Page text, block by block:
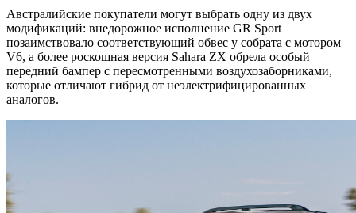
Австралийские покупатели могут выбрать одну из двух
модификаций: внедорожное исполнение GR Sport
позаимствовало соответствующий обвес у собрата с мотором
V6, а более роскошная версия Sahara ZX обрела особый
передний бампер с пересмотренными воздухозаборниками,
которые отличают гибрид от неэлектрифицированных
аналогов.